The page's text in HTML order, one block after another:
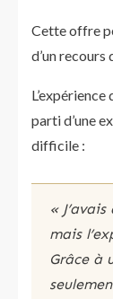
Cette offre
d’un recours
parti d’une
difficile :
«
mais
Grâce à